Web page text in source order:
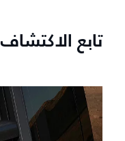
تابع الاكتشاف